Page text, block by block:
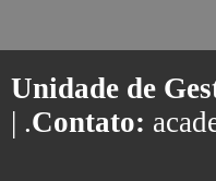
Unidade de
| .Contato: